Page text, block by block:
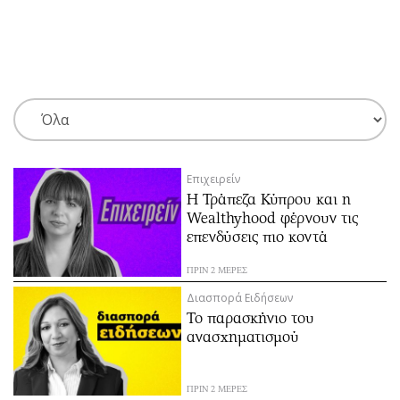
ΚΑΤΗΓΟΡΙΕΣ ΣΥΝΔΕΣΗ
Κύπρος
Παιδεία
Υγεία
Πολιτική
Βουλευτικές 2026
Εκλογές 2024
Προεδρικές 2023
Δημοσκοπήσεις
Διπλωματία
Απόψεις
Αρθρογραφία
The Hill
Αγγελίες
Ενοικιάζονται
Πωλούνται
Θέσεις εργασίας
Επιχειρείν
Η Τράπεζα Κύπρου και η
Wealthyhood φέρνουν τις
επενδύσεις πιο κοντά
ΠΡΙΝ 2 ΜΕΡΕΣ
Διασπορά Ειδήσεων
Το παρασκήνιο του
ανασχηματισμού
ΠΡΙΝ 2 ΜΕΡΕΣ